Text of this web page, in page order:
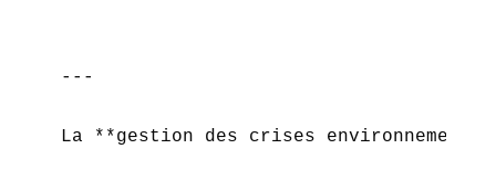
---
La **gestion des crises